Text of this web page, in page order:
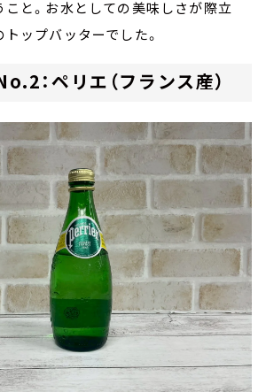
こと。お水としての美味しさが際立
ップバッターでした。
：ペリエ（フランス産）